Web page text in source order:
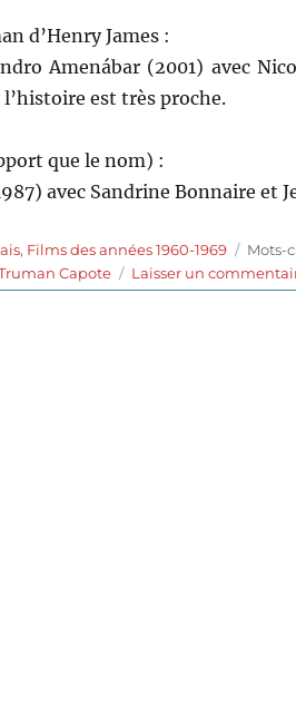
d’Henry James :
Amenábar (2001) avec
est très proche.
que le nom) :
avec Sandrine Bonnaire et
, Films des années 1960-1969 Mots-
Capote Laisser un